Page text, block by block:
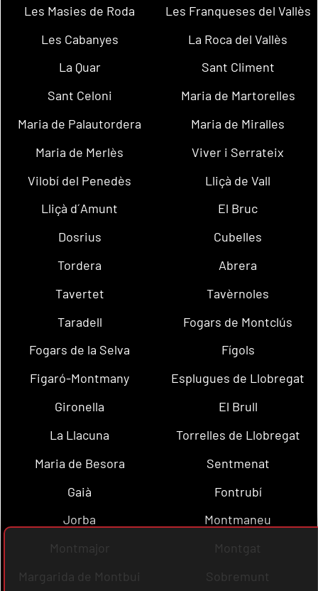
Les Masies de Roda
Les Franqueses del Vallès
Les Cabanyes
La Roca del Vallès
La Quar
Sant Climent
Sant Celoni
Maria de Martorelles
Maria de Palautordera
Maria de Miralles
Maria de Merlès
Viver i Serrateix
Vilobí del Penedès
Lliçà de Vall
Lliçà d´Amunt
El Bruc
Dosrius
Cubelles
Tordera
Abrera
Tavertet
Tavèrnoles
Taradell
Fogars de Montclús
Fogars de la Selva
Fígols
Figaró-Montmany
Esplugues de Llobregat
Gironella
El Brull
La Llacuna
Torrelles de Llobregat
Maria de Besora
Sentmenat
Gaià
Fontrubí
Jorba
Montmaneu
Montmajor
Montgat
Margarida de Montbui
Sobremunt